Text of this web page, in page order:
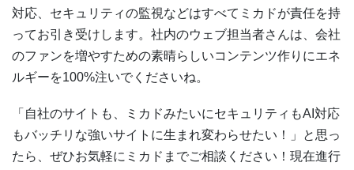
対応、セキュリティの監視などはすべてミカドが責任を持
ってお引き受けします。社内のウェブ担当者さんは、会社
のファンを増やすための素晴らしいコンテンツ作りにエネ
ルギーを100%注いでくださいね。
「自社のサイトも、ミカドみたいにセキュリティもAI対応
もバッチリな強いサイトに生まれ変わらせたい！」と思っ
たら、ぜひお気軽にミカドまでご相談ください！現在進行